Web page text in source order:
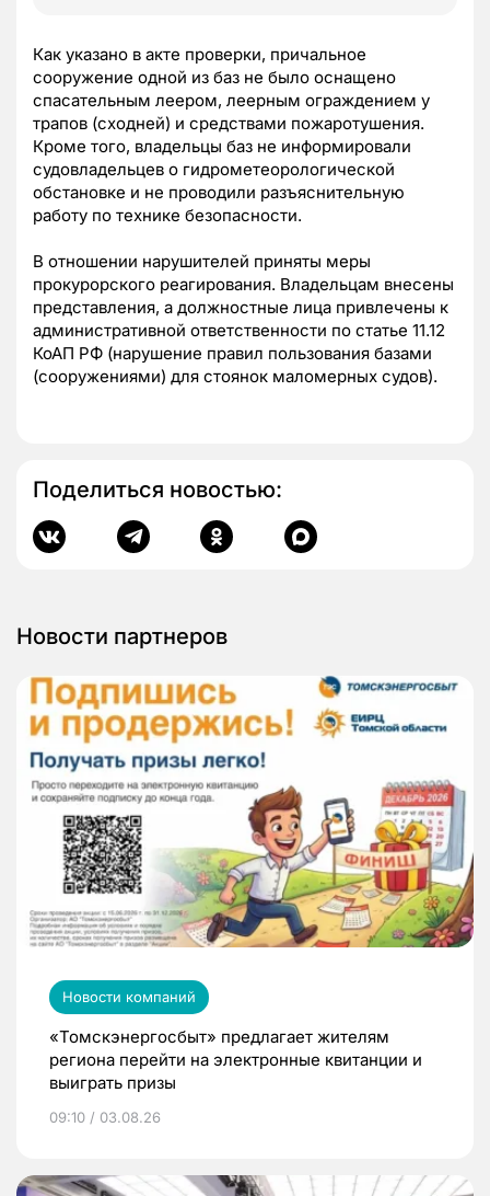
Как указано в акте проверки, причальное
сооружение одной из баз не было оснащено
спасательным леером, леерным ограждением у
трапов (сходней) и средствами пожаротушения.
Кроме того, владельцы баз не информировали
судовладельцев о гидрометеорологической
обстановке и не проводили разъяснительную
работу по технике безопасности.
В отношении нарушителей приняты меры
прокурорского реагирования. Владельцам внесены
представления, а должностные лица привлечены к
административной ответственности по статье 11.12
КоАП РФ (нарушение правил пользования базами
(сооружениями) для стоянок маломерных судов).
Поделиться новостью:
Новости партнеров
Новости компаний
«Томскэнергосбыт» предлагает жителям
региона перейти на электронные квитанции и
выиграть призы
09:10 / 03.08.26